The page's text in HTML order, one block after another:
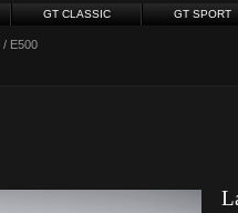
GT CLASSIC GT SPORT
/ E500